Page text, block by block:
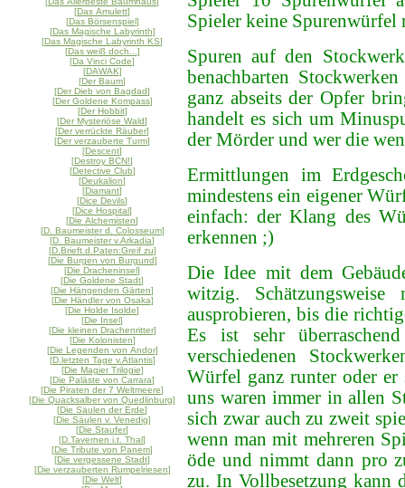
[Das Amulett]
[Das Börsenspiel]
[Das Magische Labyrinth]
[Das Magische Labyrinth KS]
[Das weiß doch... ]
[Da Vinci Code]
[DAWAK]
[Der Baum]
[Der Dieb von Bagdad]
[Der Goldene Kompass]
[Der Hobbit]
[Der Mysteriöse Wald]
[Der verrückte Räuber]
[Der verzauberte Turm]
[Descent]
[Destroy BCN!]
[Detective Club]
[Deukalion]
[Diamant]
[Dice Devils]
[Dice Hospital]
[Die Alchemisten]
[D. Baumeister d. Colosseum]
[D. Baumeister v.Arkadia]
[D.Brieft.d.Paten:Greif zu]
[Die Burgen von Burgund]
[Die Dracheninsel]
[Die Goldene Stadt]
[Die Hängenden Gärten]
[Die Händler von Osaka]
[Die Holde Isolde]
[Die Insel]
[Die kleinen Drachenritter]
[Die Kolonisten]
[Die Legenden von Andor]
[D.letzten Tage v.Atlantis]
[Die Magier Trilogie]
[Die Paläste von Carrara]
[Die Piraten der 7 Weltmeere]
[Die Quacksalber von Quedlinburg]
[Die Säulen der Erde]
[Die Säulen v. Venedig]
[Die Staufer]
[D.Tavernen i.t. Thal]
[Die Tribute von Panem]
[Die vergessene Stadt]
[Die verzauberten Rumpelriesen]
[Die Welt]
Spieler keine Spurenwürfel
Spuren auf den
benachbarten
ganz abseits der Opfer
handelt es sich um
der Mörder und wer die
Ermittlungen im
mindestens ein eigener
einfach: der Klang des
erkennen ;)
Die Idee mit dem
witzig.
ausprobieren, bis die
Es ist sehr
verschiedenen
Würfel ganz runter oder er
uns waren immer in allen
sich zwar auch zu zweit
wenn man mit mehreren
öde und nimmt dann pro
zu. In Vollbesetzung kann